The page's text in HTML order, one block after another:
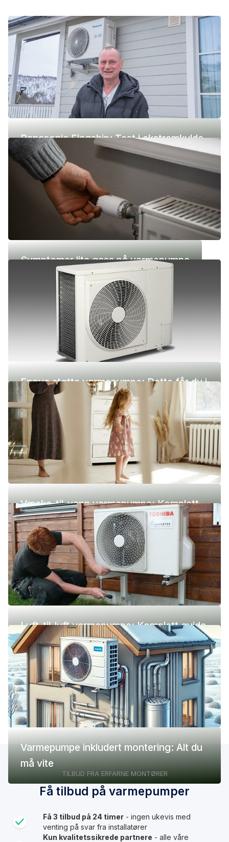
Panasonic Flagship: Test i ekstremkulde
(-42 °C)
Symptomer lite gass på varmepumpe
Enova støtte varmepumpe: Dette får du i
2026
Væske-til-vann varmepumpe: Komplett
guide (pris, fordeler og ulemper)
Luft-til-luft varmepumpe: Komplett guide
(pris, fordeler og ulemper)
Varmepumpe inkludert montering: Alt du
må vite
TILBUD FRA ERFARNE MONTØRER
Få tilbud på varmepumper
Få 3 tilbud på 24 timer - ingen ukevis med
venting på svar fra installatører
Kun kvalitetssikrede partnere - alle våre